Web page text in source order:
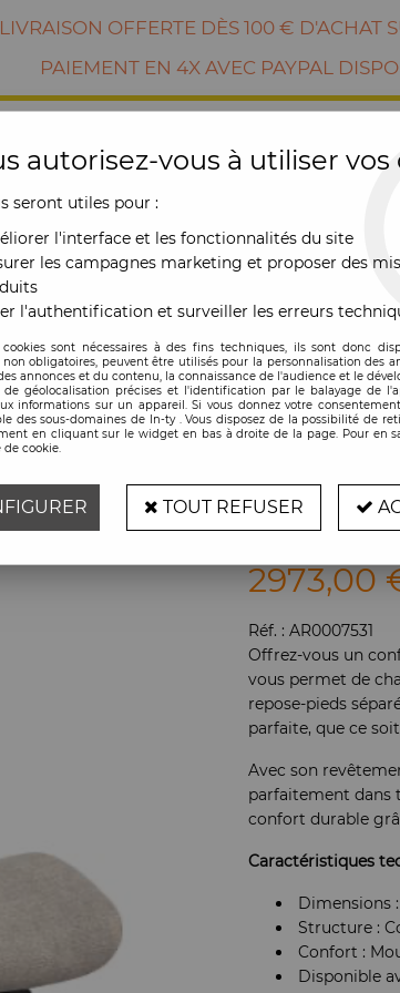
LIVRAISON OFFERTE DÈS 100 € D'ACHAT
PAIEMENT EN 4X AVEC PAYPAL
Fauteuil
Soyez le
2973,00
Réf. : AR0007531
Offrez-vous un
vous permet de
repose-pieds
parfaite, que ce
Avec son
parfaitement dans
confort durable
Caractéristiques
Dimensions
Structure :
Confort :
Disponible
autorisez-vous à utiliser vos
seront utiles pour :
l'interface et les fonctionnalités du site
les campagnes marketing et proposer des
l'authentification et surveiller les erreurs
cookies sont nécessaires à des fins techniques, ils sont donc
non obligatoires, peuvent être utilisés pour la personnalisation des
annonces et du contenu, la connaissance de l'audience et le
de géolocalisation précises et l'identification par le balayage de
informations sur un appareil. Si vous donnez votre
des sous-domaines de In-ty . Vous disposez de la possibilité de
en cliquant sur le widget en bas à droite de la page. Pour en
cookie.
TOUT REFUSER